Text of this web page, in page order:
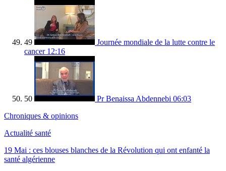
49
Journée mondiale de la lutte contre le
cancer 12:16
50 Pr Benaissa Abdennebi 06:03
Chroniques & opinions
Actualité santé
19 Mai : ces blouses blanches de la Révolution qui ont enfanté la
santé algérienne